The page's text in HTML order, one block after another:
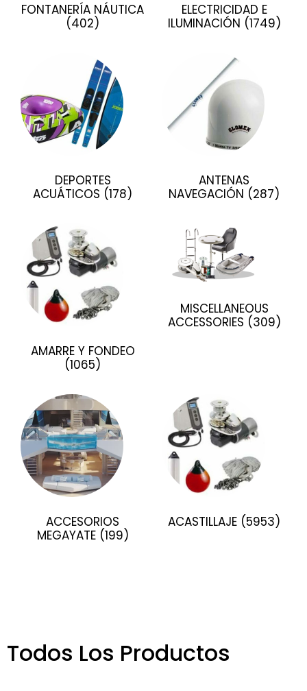
FONTANERÍA NÁUTICA
(402)
ELECTRICIDAD E
ILUMINACIÓN (1749)
DEPORTES
ACUÁTICOS (178)
ANTENAS
NAVEGACIÓN (287)
AMARRE Y FONDEO
(1065)
MISCELLANEOUS
ACCESSORIES (309)
ACCESORIOS
MEGAYATE (199)
ACASTILLAJE (5953)
Todos Los Productos